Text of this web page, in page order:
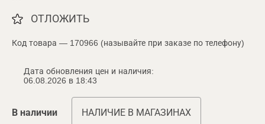
ОТЛОЖИТЬ
Код товара — 170966 (называйте при заказе по телефону)
Дата обновления цен и наличия:
06.08.2026 в 18:43
В наличии НАЛИЧИЕ В МАГАЗИНАХ